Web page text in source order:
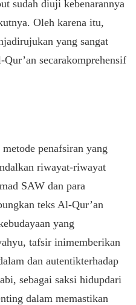
sudah diuji kebenarannya
. Oleh karena itu,
rujukan yang sangat
Qur’an secarakomprehensif
metode penafsiran yang
riwayat-riwayat
SAW dan para
teks Al-Qur’an
yang
, tafsir inimemberikan
dan autentikterhadap
sebagai saksi hidupdari
dalam memastikan